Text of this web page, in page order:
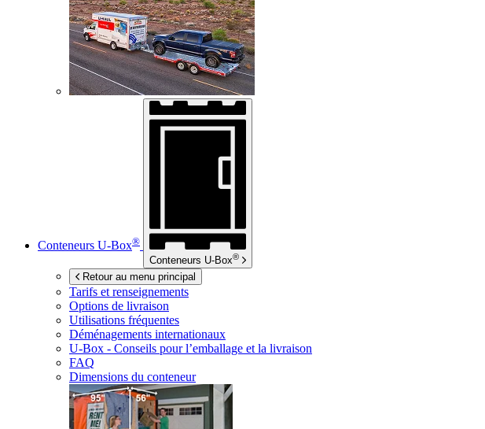
Conteneurs U-Box®
Conteneurs U-Box®
Retour au menu principal
Tarifs et renseignements
Options de livraison
Utilisations fréquentes
Déménagements internationaux
U-Box - Conseils pour l’emballage et la livraison
FAQ
Dimensions du conteneur